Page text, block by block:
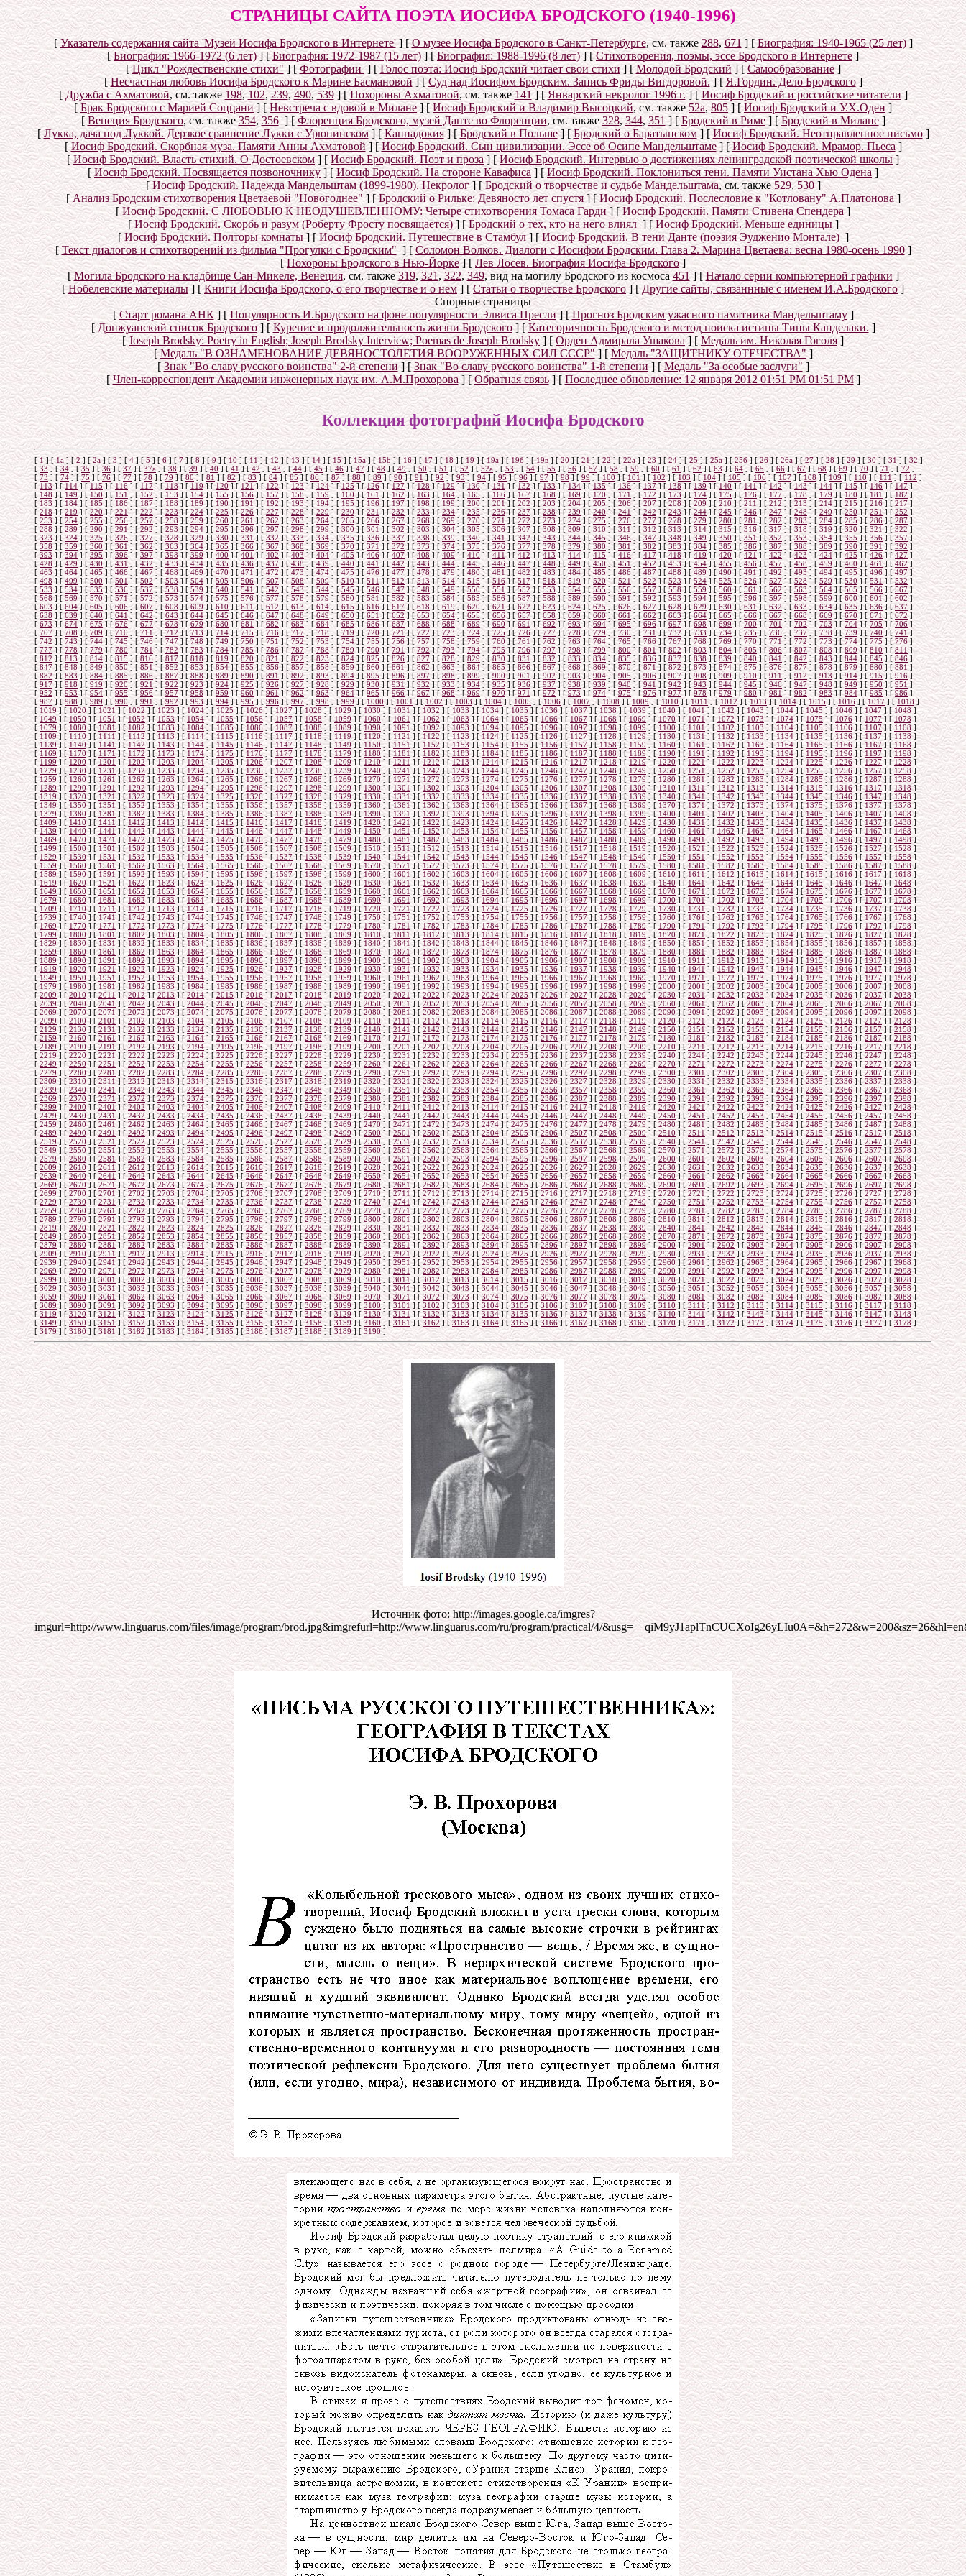
СТРАНИЦЫ САЙТА ПОЭТА ИОСИФА БРОДСКОГО (1940-1996)
[Указатель содержания сайта 'Музей Иосифа Бродского в Интернете'] [О музее Иосифа Бродского в Санкт-Петербурге, см. также288,671] [Биография: 1940-1965 (25 лет)]
[Биография: 1966-1972 (6 лет)] [Биография: 1972-1987 (15 лет)] [Биография: 1988-1996 (8 лет)] [Стихотворения, поэмы, эссе Бродского в Интернете]
[Цикл "Рождественские стихи" ] [Фотографии] [Голос поэта: Иосиф Бродский читает свои стихи] [Молодой Бродский] [ Самообразование]
[Несчастная любовь Иосифа Бродского к Марине Басмановой] [Суд над Иосифом Бродским. Запись Фриды Вигдоровой. ] [Я.Гордин. Дело Бродского]
[ Дружба с Ахматовой, см. также 198,102,239,490,539] [Похороны Ахматовой, см. также141] [ Январский некролог 1996 г.] [Иосиф Бродский и российские читатели]
[ Брак Бродского с Марией Соццани] [Невстреча с вдовой в Милане] [Иосиф Бродский и Владимир Высоцкий, см. также52а,805] [Иосиф Бродский и У.Х.Оден ]
[Венеция Бродского, см. также354, 356] [Флоренция Бродского, музей Данте во Флоренции, см. также328,344,351] [Бродский в Риме] [Бродский в Милане]
[Лукка, дача под Луккой. Дерзкое сравнение Лукки с Урюпинском] [Каппадокия] [ Бродский в Польше] [Бродский о Баратынском] [Иосиф Бродский. Неотправленное письмо]
[Иосиф Бродский. Скорбная муза. Памяти Анны Ахматовой] [Иосиф Бродский. Сын цивилизации. Эссе об Осипе Мандельштаме] [Иосиф Бродский. Мрамор. Пьеса]
[Иосиф Бродский. Власть стихий. О Достоевском] [Иосиф Бродский. Поэт и проза] [Иосиф Бродский. Интервью о достижениях ленинградской поэтической школы]
[Иосиф Бродский. Посвящается позвоночнику ] [Иосиф Бродский. На стороне Кавафиса ] [Иосиф Бродский. Поклониться тени. Памяти Уистана Хью Одена ]
[Иосиф Бродский. Надежда Мандельштам (1899-1980). Некролог] [Бродский о творчестве и судьбе Мандельштама, см. также529,530]
[ Анализ Бродским стихотворения Цветаевой "Новогоднее"] [Бродский о Рильке: Девяносто лет спустя] [Иосиф Бродский. Послесловие к "Котловану" А.Платонова]
[ Иосиф Бродский. С ЛЮБОВЬЮ К НЕОДУШЕВЛЕННОМУ: Четыре стихотворения Томаса Гарди] [Иосиф Бродский. Памяти Стивена Спендера]
[Иосиф Бродский. Скорбь и разум (Роберту Фросту посвящается)] [Бродский о тех, кто на него влиял] [Иосиф Бродский. Меньше единицы]
[Иосиф Бродский. Полторы комнаты] [Иосиф Бродский. Путешествие в Стамбул] [ Иосиф Бродский. В тени Данте (поэзия Эудженио Монтале)]
[Текст диалогов и стихотворений из фильма "Прогулки с Бродским"] [ Соломон Волков. Диалоги с Иосифом Бродским. Глава 2. Марина Цветаева: весна 1980-осень 1990]
[Похороны Бродского в Нью-Йорке] [ Лев Лосев. Биография Иосифа Бродского]
[Могила Бродского на кладбище Сан-Микеле, Венеция, см. также319,321, 322, 349, вид на могилу Бродского из космоса451] [Начало серии компьютерной графики ]
[Нобелевские материалы] [Книги Иосифа Бродского, о его творчестве и о нем] [Статьи о творчестве Бродского] [Другие сайты, связаннные с именем И.А.Бродского]
Спорные страницы
[ Старт романа АНК] [Популярность И.Бродского на фоне популярности Элвиса Пресли] [Прогноз Бродским ужасного памятника Мандельштаму]
[Донжуанский список Бродского] [Курение и продолжительность жизни Бродского] [Категоричность Бродского и метод поиска истины Тины Канделаки.]
[Joseph Brodsky: Poetry in English; Joseph Brodsky Interview; Poemas de Joseph Brodsky] [ Орден Адмирала Ушакова] [ Медаль им. Николая Гоголя]
[Медаль "В ОЗНАМЕНОВАНИЕ ДЕВЯНОСТОЛЕТИЯ ВООРУЖЕННЫХ СИЛ СССР"] [Медаль "ЗАЩИТНИКУ ОТЕЧЕСТВА"]
[Знак "Во славу русского воинства" 2-й степени] [Знак "Во славу русского воинства" 1-й степени] [Медаль "За особые заслуги"]
[Член-корреспондент Академии инженерных наук им. А.М.Прохорова] [Обратная связь] [ Последнее обновление:12 января 2012 01:51 PM 01:51 PM]
Коллекция фотографий Иосифа Бродского
[ 1] [1а] [2 ] [ 2а] [3 ] [4 ] [5] [6] [7] [ 8] [9] [10] [ 11] [12 ] [13 ] [14] [15] [15a] [15b ] [16] [17] [ 18] [19] [19а ] [19б] [19в ] [20 ] [21] [22] [22a] [23 ] [24 ] [25] [25а] [ 25б] [26 ] [26a] [27] [28 ] [29] [30 ] [31] [32]
[ 33] [34] [35 ] [ 36] [ 37 ] [ 37а] [38] [39 ] [ 40] [ 41 ] [ 42] [43 ] [44 ] [45] [ 46 ] [ 47] [48 ] [49] [50 ] [ 51 ] [52 ] [52а ] [53] [54 ] [ 55 ] [56 ] [57] [58] [ 59 ] [60 ] [ 61 ] [62] [ 63] [ 64] [65 ] [66 ] [ 67] [ 68 ] [69] [70 ] [ 71] [ 72]
[ 73] [ 74] [75] [ 76] [77] [78 ] [ 79 ] [ 80] [ 81 ] [ 82] [83 ] [ 84 ] [85] [ 86] [ 87] [88 ] [89 ] [90] [91 ] [92 ] [93] [ 94 ] [ 95 ] [96 ] [97 ] [98] [ 99 ] [ 100 ] [101 ] [ 102] [103 ] [ 104] [105 ] [ 106 ] [ 107] [108 ] [109] [ 110 ] [111] [ 112 ]
[113] [ 114 ] [115] [116] [ 117] [118] [ 119] [120] [ 121] [122 ] [123] [124] [125 ] [126] [127 ] [128] [ 129 ] [130] [131] [ 132] [133] [ 134] [135] [ 136] [137 ] [138] [139] [140 ] [141] [142 ] [143] [ 144 ] [145] [146] [ 147]
[ 148 ] [ 149 ] [ 150] [151 ] [152 ] [ 153 ] [154] [ 155] [ 156 ] [157 ] [ 158] [ 159] [ 160] [161 ] [162] [ 163 ] [ 164 ] [ 165] [166 ] [167 ] [ 168 ] [169] [ 170] [ 171 ] [172 ] [ 173] [ 174] [ 175] [176] [177] [ 178 ] [ 179 ] [ 180] [181 ] [182 ]
[183 ] [184 ] [ 185 ] [ 186] [ 187] [ 188 ] [ 189 ] [ 190] [ 191] [ 192] [193 ] [194 ] [ 195 ] [ 196 ] [197 ] [198 ] [199 ] [ 200 ] [201] [ 202] [ 203 ] [204 ] [ 205] [206] [ 207] [208 ] [209 ] [ 210 ] [ 211 ] [212 ] [213 ] [214 ] [ 215 ] [216] [ 217]
[ 218] [ 219 ] [220 ] [221] [ 222] [223] [ 224] [225 ] [ 226 ] [227 ] [228] [229] [230 ] [231 ] [232 ] [ 233] [ 234] [235 ] [236] [ 237] [238] [ 239] [240 ] [ 241 ] [242 ] [243] [244] [245 ] [246] [247 ] [ 248] [ 249 ] [250 ] [251] [ 252]
[ 253] [ 254 ] [255] [ 256 ] [ 257] [258 ] [259] [260 ] [ 261 ] [262 ] [263 ] [264 ] [ 265 ] [266] [ 267] [ 268] [ 269 ] [270] [ 271 ] [ 272] [273 ] [274] [275 ] [ 276] [277 ] [278 ] [279 ] [ 280 ] [281] [ 282] [ 283] [ 284 ] [285] [ 286 ] [ 287]
[288 ] [ 289] [290 ] [ 291] [292 ] [ 293] [294 ] [ 295] [296] [297 ] [298] [ 299 ] [300] [ 301 ] [302] [303 ] [ 304] [305 ] [ 306] [307 ] [ 308] [309 ] [ 310] [311] [312 ] [313] [ 314 ] [315] [ 316 ] [317] [318 ] [ 319] [320 ] [ 321] [322 ]
[323] [ 324 ] [325 ] [326 ] [327] [328] [ 329 ] [330 ] [ 331] [332 ] [ 333] [ 334] [335] [ 336 ] [ 337 ] [338] [ 339 ] [340 ] [341 ] [342 ] [343] [ 344] [345 ] [ 346] [347 ] [ 348] [ 349] [350] [ 351 ] [ 352 ] [353] [ 354 ] [355 ] [356 ] [357]
[ 358] [ 359] [ 360] [361 ] [ 362] [ 363 ] [364] [365] [366 ] [367 ] [ 368 ] [369] [ 370 ] [371 ] [372] [ 373] [ 374] [ 375] [376 ] [ 377] [ 378 ] [379] [380] [381 ] [382 ] [ 383 ] [384] [ 385 ] [386 ] [387] [ 388] [ 389] [ 390] [391 ] [ 392]
[393 ] [394] [ 395 ] [396] [ 397 ] [398 ] [399 ] [ 400] [401] [ 402] [403 ] [ 404] [ 405 ] [ 406] [407 ] [408 ] [409] [ 410 ] [411] [ 412 ] [413 ] [414 ] [ 415] [416] [ 417] [418 ] [ 419] [ 420 ] [ 421] [422 ] [423 ] [424] [ 425 ] [426] [ 427 ]
[428] [ 429] [430] [ 431] [ 432] [433] [ 434 ] [435] [436] [437 ] [438] [439 ] [440 ] [ 441 ] [442 ] [443] [ 444] [445] [ 446] [ 447] [448] [ 449 ] [450] [451] [452 ] [453] [454 ] [455 ] [ 456] [457 ] [458] [ 459] [460] [ 461] [ 462]
[ 463] [ 464 ] [465] [466 ] [ 467] [468] [469] [470 ] [ 471 ] [472 ] [ 473 ] [474 ] [475] [476] [ 477] [ 478] [ 479 ] [480] [481 ] [ 482] [483] [484] [485 ] [ 486 ] [487 ] [ 488 ] [489 ] [490] [491] [ 492] [ 493] [ 494 ] [495] [496 ] [ 497]
[498] [ 499 ] [ 500 ] [501 ] [502] [503] [504 ] [ 505] [ 506] [ 507 ] [ 508 ] [509 ] [510] [ 511] [512] [513] [ 514] [ 515 ] [516] [517] [518] [519 ] [ 520] [ 521 ] [ 522 ] [ 523 ] [524 ] [525] [ 526] [527] [528] [ 529 ] [ 530 ] [531 ] [532]
[ 533 ] [ 534] [535 ] [536 ] [537] [ 538] [539 ] [ 540 ] [541 ] [542 ] [ 543] [ 544] [545] [ 546 ] [ 547 ] [ 548 ] [ 549] [550 ] [551 ] [552 ] [ 553] [554 ] [ 555 ] [556 ] [557 ] [ 558] [ 559] [560] [ 561 ] [ 562 ] [ 563 ] [ 564] [565 ] [566 ] [567]
[568] [569 ] [ 570] [571] [ 572] [573 ] [574] [575 ] [ 576 ] [577 ] [578 ] [579 ] [ 580 ] [581] [ 582] [583] [584 ] [ 585] [586] [ 587] [588 ] [589] [590 ] [ 591 ] [592 ] [593 ] [594 ] [ 595 ] [596] [ 597] [598] [599 ] [ 600] [601] [ 602]
[603 ] [ 604] [ 605 ] [606] [ 607 ] [608 ] [ 609] [ 610 ] [611] [612 ] [613 ] [ 614] [ 615 ] [616] [ 617 ] [618 ] [ 619] [ 620 ] [621] [ 622 ] [623 ] [ 624] [ 625 ] [626] [627 ] [628] [ 629] [ 630 ] [631] [ 632 ] [633 ] [ 634] [ 635 ] [636] [ 637 ]
[638] [639] [640 ] [641] [ 642] [ 643 ] [644] [645] [646] [ 647] [648] [649 ] [650 ] [651 ] [652 ] [653] [654] [655] [656] [ 657] [ 658 ] [659] [660] [661] [ 662] [663] [664 ] [665 ] [666 ] [667 ] [668] [669] [670 ] [671] [ 672]
[ 673] [674 ] [675] [676] [ 677 ] [678] [679] [680 ] [ 681 ] [682] [683] [ 684 ] [685 ] [686] [ 687] [ 688] [688 ] [689] [690] [ 691 ] [692] [693] [694 ] [ 695] [696] [697] [ 698 ] [699 ] [700] [ 701] [ 702] [703 ] [704] [705] [ 706 ]
[ 707 ] [ 708 ] [ 709 ] [ 710 ] [711] [712 ] [713 ] [714] [ 715 ] [ 716 ] [717 ] [718 ] [ 719] [ 720] [721] [ 722 ] [ 723 ] [ 724 ] [ 725 ] [726] [727] [728 ] [729] [ 730] [ 731 ] [732 ] [733 ] [ 734] [ 735] [736] [ 737 ] [ 738 ] [ 739 ] [ 740 ] [741]
[ 742 ] [ 743] [744 ] [ 745] [746] [ 747 ] [748 ] [ 749 ] [750 ] [751 ] [752] [ 753 ] [ 754] [ 755 ] [ 756] [ 757 ] [ 758] [759 ] [ 760] [761 ] [ 762 ] [763 ] [ 764] [765 ] [766 ] [767] [ 768 ] [ 769] [ 770 ] [ 771] [ 772 ] [ 773] [774 ] [ 775] [776]
[777] [778 ] [ 779] [780] [ 781] [782] [ 783] [784] [ 785] [786 ] [787 ] [788] [789 ] [790] [791 ] [792] [793 ] [ 794] [795] [ 796] [797] [ 798] [799] [ 800] [801 ] [802 ] [803] [804 ] [805] [806] [807] [808 ] [ 809] [810] [ 811]
[812 ] [ 813] [ 814 ] [815 ] [ 816 ] [817 ] [ 818] [ 819 ] [820] [821 ] [ 822 ] [ 823] [ 824 ] [825] [ 826 ] [827 ] [ 828] [ 829 ] [830] [ 831 ] [832 ] [ 833] [ 834 ] [835] [836 ] [ 837] [ 838] [ 839 ] [840] [ 841 ] [842 ] [ 843] [ 844 ] [845 ] [ 846 ]
[ 847] [848] [849] [850] [ 851 ] [ 852 ] [853] [854] [855 ] [856] [857] [858 ] [ 859 ] [860 ] [861] [ 862] [863] [864] [865] [ 866] [ 867 ] [868] [869] [870 ] [871 ] [872] [873 ] [ 874 ] [875 ] [876] [ 877] [878] [879] [880] [ 881 ]
[ 882] [ 883 ] [884] [885] [ 886] [887] [888] [889 ] [ 890 ] [891 ] [892] [893] [894 ] [895] [ 896] [ 897] [ 898 ] [899] [900] [ 901] [902] [903] [904 ] [ 905] [906 ] [907] [908] [909 ] [910] [ 911 ] [ 912] [ 913 ] [914] [915] [ 916]
[ 917] [ 918 ] [ 919] [ 920 ] [ 921 ] [922 ] [923] [924 ] [ 925 ] [926 ] [927 ] [928 ] [ 929 ] [930] [ 931] [ 932] [ 933 ] [ 934] [ 935 ] [ 936 ] [937 ] [938] [939 ] [ 940 ] [941 ] [942 ] [943 ] [ 944 ] [945] [ 946] [ 947] [ 948 ] [ 949] [ 950 ] [ 951 ]
[ 952 ] [ 953] [954] [ 955] [956 ] [ 957] [958 ] [ 959 ] [960 ] [961 ] [962] [ 963 ] [964] [ 965 ] [ 966] [ 967] [ 968] [969] [ 970] [971 ] [ 972] [973 ] [ 974] [975 ] [976 ] [977] [ 978 ] [979] [ 980 ] [ 981] [ 982 ] [ 983] [984] [ 985] [986 ]
[987] [988 ] [989] [990] [991 ] [992] [ 993] [994] [ 995] [996 ] [997] [998] [999 ] [1000] [1001] [1002 ] [ 1003] [1004] [ 1005] [1006 ] [ 1007] [1008 ] [1009] [1010 ] [1011] [1012] [1013] [ 1014] [1015] [ 1016] [ 1017 ] [1018]
[ 1019] [1020 ] [ 1021 ] [1022] [1023] [ 1024] [ 1025] [1026] [1027 ] [ 1028 ] [ 1029] [ 1030] [ 1031 ] [ 1032 ] [ 1033 ] [1034] [ 1035 ] [ 1036] [ 1037] [1038 ] [ 1039 ] [ 1040] [ 1041] [ 1042 ] [ 1043 ] [ 1044 ] [ 1045 ] [ 1046 ] [ 1047 ] [ 1048]
[1049 ] [ 1050 ] [ 1051 ] [1052] [ 1053] [ 1054 ] [ 1055] [1056 ] [1057] [ 1058 ] [1059 ] [1060 ] [ 1061 ] [ 1062] [1063] [ 1064 ] [ 1065 ] [ 1066] [1067 ] [1068 ] [ 1069 ] [1070] [1071 ] [ 1072 ] [ 1073] [1074] [ 1075 ] [ 1076 ] [ 1077] [ 1078 ]
[ 1079] [ 1080 ] [1081] [1082 ] [1083 ] [ 1084] [1085] [1086] [1087 ] [1088] [ 1089 ] [ 1090] [ 1091 ] [1092 ] [1093 ] [ 1094 ] [1095] [1096] [1097] [1098] [1099] [ 1100] [1101] [ 1102] [1103 ] [1104] [ 1105 ] [1106] [ 1107] [ 1108 ]
[ 1109] [ 1110] [1111 ] [1112 ] [1113 ] [ 1114] [1115] [ 1116] [1117 ] [1118] [ 1119] [1120] [1121] [1122 ] [1123 ] [1124] [ 1125] [1126] [ 1127] [ 1128 ] [ 1129] [ 1130 ] [1131] [1132] [1133 ] [ 1134] [1135] [ 1136] [1137] [ 1138]
[1139 ] [1140] [ 1141 ] [1142] [1143] [1144 ] [1145] [1146] [ 1147] [1148 ] [ 1149] [1150 ] [1151] [ 1152 ] [1153] [ 1154] [1155 ] [1156] [1157] [ 1158] [1159] [ 1160] [ 1161 ] [1162] [ 1163 ] [1164] [ 1165] [1166 ] [ 1167] [1168 ]
[1169 ] [ 1170] [1171] [1172] [1173 ] [ 1174] [1175] [ 1176] [1177 ] [1178] [ 1179 ] [1180] [1181] [ 1182 ] [ 1183] [ 1184] [ 1185] [1186] [1187] [1188 ] [1189] [ 1190 ] [1191 ] [1192] [ 1193 ] [ 1194] [ 1195] [ 1196 ] [1197 ] [1198 ]
[ 1199 ] [1200 ] [ 1201 ] [1202 ] [1203] [1204] [1205] [ 1206] [1207] [ 1208] [ 1209] [ 1210] [ 1211 ] [ 1212 ] [ 1213 ] [1214] [1215 ] [1216] [ 1217] [1218] [ 1219] [ 1220 ] [1221 ] [ 1222 ] [1223 ] [ 1224] [1225 ] [1226] [1227 ] [ 1228]
[1229 ] [ 1230 ] [ 1231 ] [1232] [ 1233] [1234 ] [ 1235] [1236 ] [ 1237] [ 1238 ] [1239 ] [1240 ] [ 1241 ] [ 1242] [1243] [ 1244 ] [1245 ] [1246] [1247 ] [1248] [ 1249 ] [1250] [1251 ] [ 1252 ] [ 1253] [1254] [ 1255 ] [1256 ] [1257] [ 1258 ]
[1259] [1260 ] [1261 ] [1262] [1263] [1264] [1265] [1266] [1267] [1268] [ 1269 ] [1270] [ 1271 ] [1272 ] [1273] [1274] [ 1275] [ 1276] [1277] [ 1278] [1279] [ 1280] [1281] [ 1282] [1283 ] [1284] [1285 ] [ 1286] [ 1287] [ 1288]
[ 1289] [ 1290] [1291 ] [ 1292 ] [1293 ] [ 1294] [1295 ] [ 1296] [1297 ] [1298] [ 1299] [ 1300] [ 1301] [1302 ] [ 1303 ] [1304 ] [ 1305] [1306 ] [ 1307] [1308 ] [ 1309] [ 1310 ] [1311] [ 1312] [1313 ] [ 1314] [1315 ] [ 1316] [1317 ] [ 1318]
[1319] [1320] [ 1321 ] [1322 ] [ 1323] [ 1324 ] [1325] [1326 ] [1327 ] [ 1328] [ 1329] [1330] [1331] [ 1332 ] [ 1333] [ 1334] [1335 ] [1336] [1337 ] [1338 ] [ 1339] [ 1340] [1341] [1342 ] [1343 ] [ 1344] [ 1345] [1346] [1347 ] [1348 ]
[ 1349 ] [ 1350] [ 1351] [ 1352 ] [1353 ] [1354 ] [1355 ] [1356] [1357] [1358 ] [ 1359 ] [ 1360] [1361] [ 1362 ] [ 1363 ] [ 1364] [1365 ] [1366 ] [1367] [1368] [1369] [ 1370] [ 1371 ] [1372] [ 1373 ] [ 1374 ] [ 1375] [1376 ] [ 1377 ] [1378 ]
[ 1379] [ 1380 ] [1381 ] [1382] [1383 ] [ 1384] [1385] [1386] [1387 ] [ 1388] [ 1389] [ 1390] [ 1391 ] [1392] [1393 ] [1394 ] [ 1395] [1396] [ 1397] [1398 ] [ 1399] [ 1400] [ 1401] [ 1402 ] [1403 ] [1404 ] [1405 ] [ 1406] [1407] [ 1408]
[1409] [ 1410] [ 1411 ] [1412] [1413 ] [1414] [ 1415] [1416] [1417] [ 1418 ] [ 1419 ] [1420] [ 1421 ] [ 1422 ] [1423] [ 1424 ] [1425 ] [1426] [1427] [1428] [ 1429 ] [ 1430] [1431] [ 1432 ] [ 1433 ] [1434] [ 1435 ] [1436 ] [1437] [ 1438 ]
[1439 ] [1440 ] [1441 ] [1442] [ 1443] [1444] [1445] [ 1446] [1447] [1448] [1449 ] [1450 ] [1451 ] [1452 ] [1453] [ 1454] [ 1455] [ 1456] [ 1457 ] [1458] [1459] [1460 ] [1461 ] [1462] [1463] [1464] [1465] [ 1466] [ 1467] [ 1468]
[ 1469] [ 1470] [1471] [1472 ] [1473 ] [ 1474] [1475] [ 1476] [1477 ] [1478] [1479] [1480 ] [ 1481 ] [1482] [1483] [1484 ] [ 1485] [1486] [ 1487] [1488 ] [1489] [ 1490 ] [1491] [ 1492] [ 1493] [1494] [1495 ] [ 1496] [1497] [ 1498]
[ 1499] [1500] [1501 ] [1502 ] [ 1503] [ 1504] [ 1505] [1506 ] [1507 ] [ 1508 ] [ 1509] [1510] [1511] [1512 ] [1513 ] [ 1514] [ 1515] [1516] [1517 ] [ 1518 ] [ 1519 ] [ 1520] [1521] [1522 ] [1523 ] [ 1524] [ 1525] [1526] [1527] [1528 ]
[ 1529 ] [1530] [ 1531 ] [1532 ] [1533 ] [1534 ] [ 1535 ] [1536] [ 1537] [1538 ] [ 1539] [ 1540 ] [1541] [ 1542 ] [1543 ] [ 1544] [1545 ] [ 1546] [1547] [ 1548] [1549 ] [ 1550] [ 1551 ] [ 1552] [ 1553 ] [1554 ] [ 1555] [1556 ] [ 1557] [1558 ]
[1559] [ 1560 ] [1561 ] [1562] [1563] [ 1564] [1565] [1566] [1567 ] [ 1568] [ 1569] [1570] [ 1571 ] [1572] [1573] [1574 ] [ 1575] [1576] [1577] [1578 ] [ 1579] [ 1580] [1581] [ 1582 ] [1583 ] [1584] [1585 ] [ 1586] [1587] [ 1588]
[1589] [ 1590 ] [ 1591 ] [1592] [1593 ] [1594] [ 1595] [ 1596] [1597] [ 1598 ] [ 1599 ] [1600] [ 1601 ] [ 1602 ] [ 1603] [ 1604 ] [1605 ] [1606] [ 1607] [1608] [ 1609 ] [ 1610 ] [1611] [ 1612 ] [ 1613 ] [ 1614] [ 1615 ] [ 1616 ] [1617 ] [ 1618 ]
[ 1619 ] [1620 ] [1621 ] [1622 ] [1623] [1624] [1625] [ 1626] [1627] [ 1628] [1629 ] [ 1630 ] [ 1631 ] [ 1632 ] [1633 ] [1634] [ 1635] [ 1636] [ 1637] [1638] [1639] [1640 ] [ 1641 ] [ 1642 ] [ 1643] [1644 ] [1645 ] [ 1646 ] [ 1647] [ 1648]
[ 1649] [ 1650 ] [1651] [1652 ] [1653 ] [ 1654] [1655] [1656] [1657 ] [1658] [ 1659] [1660] [ 1661 ] [1662 ] [1663] [1664 ] [1665] [1666] [1667] [1668 ] [1669] [ 1670] [1671] [ 1672] [1673 ] [1674] [1675 ] [1676] [1677] [ 1678]
[ 1679] [ 1680 ] [1681 ] [1682 ] [1683 ] [ 1684] [1685 ] [1686] [1687 ] [ 1688] [ 1689] [1690] [1691 ] [1692 ] [1693 ] [1694] [ 1695] [1696] [1697] [ 1698 ] [ 1699] [ 1700] [1701] [1702 ] [1703 ] [1704] [ 1705] [1706] [1707] [ 1708]
[ 1709] [1710] [ 1711 ] [1712 ] [1713 ] [1714 ] [1715 ] [1716] [ 1717] [1718 ] [ 1719] [ 1720] [1721] [ 1722 ] [1723 ] [1724] [1725 ] [1726] [1727] [ 1728] [1729] [ 1730] [ 1731 ] [1732] [ 1733 ] [1734 ] [1735] [1736 ] [ 1737] [1738]
[1739] [1740] [1741] [1742] [1743] [ 1744] [1745] [1746] [ 1747 ] [1748] [ 1749] [1750 ] [1751 ] [ 1752] [1753] [1754] [ 1755] [1756] [1757] [1758 ] [1759] [ 1760] [1761 ] [1762] [ 1763 ] [1764] [1765] [ 1766 ] [1767] [1768]
[ 1769] [1770 ] [ 1771 ] [1772] [1773] [ 1774] [ 1775] [1776] [1777 ] [ 1778 ] [ 1779] [ 1780] [ 1781 ] [ 1782 ] [ 1783 ] [1784] [ 1785 ] [ 1786] [ 1787] [1788 ] [ 1789 ] [ 1790] [ 1791] [ 1792 ] [ 1793 ] [ 1794 ] [ 1795 ] [ 1796 ] [ 1797 ] [ 1798]
[1799 ] [ 1800 ] [ 1801 ] [1802] [ 1803] [ 1804 ] [ 1805] [1806 ] [1807] [ 1808 ] [1809 ] [1810 ] [ 1811 ] [ 1812] [1813] [ 1814 ] [ 1815 ] [ 1816] [1817 ] [1818 ] [ 1819 ] [1820] [1821 ] [ 1822 ] [ 1823] [1824] [ 1825 ] [ 1826 ] [ 1827] [ 1828 ]
[ 1829] [ 1830 ] [1831] [1832 ] [1833 ] [ 1834] [1835] [1836] [1837 ] [1838] [ 1839 ] [ 1840] [ 1841 ] [1842 ] [1843 ] [ 1844 ] [1845] [1846] [1847] [1848] [1849] [ 1850] [1851] [ 1852] [1853 ] [1854] [ 1855 ] [1856] [ 1857] [ 1858 ]
[ 1859] [ 1860] [1861 ] [1862 ] [1863 ] [ 1864] [1865] [ 1866] [1867 ] [1868] [ 1869] [1870] [1871] [1872 ] [1873 ] [1874] [ 1875] [1876] [ 1877] [ 1878 ] [ 1879] [ 1880 ] [1881] [1882] [1883 ] [ 1884] [1885] [ 1886] [1887] [ 1888]
[1889 ] [1890] [ 1891 ] [1892] [1893] [1894 ] [1895] [1896] [ 1897] [1898 ] [ 1899] [1900 ] [1901] [ 1902 ] [1903] [ 1904] [1905 ] [1906] [1907] [ 1908] [1909] [ 1910] [ 1911 ] [1912] [ 1913 ] [1914] [ 1915] [1916 ] [ 1917] [1918 ]
[1919 ] [ 1920] [1921] [1922] [1923 ] [ 1924] [1925] [ 1926] [1927 ] [1928] [ 1929 ] [1930] [1931] [ 1932 ] [ 1933] [ 1934] [ 1935] [1936] [1937] [1938 ] [1939] [ 1940 ] [1941 ] [1942] [ 1943 ] [ 1944] [ 1945] [ 1946 ] [1947 ] [1948 ]
[ 1949 ] [1950 ] [ 1951 ] [1952 ] [1953] [1954] [1955] [ 1956] [1957] [ 1958] [ 1959] [ 1960] [ 1961 ] [ 1962 ] [ 1963 ] [1964] [1965 ] [1966] [ 1967] [1968] [ 1969] [ 1970 ] [1971 ] [ 1972 ] [1973 ] [ 1974] [1975 ] [1976] [1977 ] [ 1978]
[1979 ] [ 1980 ] [ 1981 ] [1982] [ 1983] [1984 ] [ 1985] [1986 ] [ 1987] [ 1988 ] [1989 ] [1990 ] [ 1991 ] [ 1992] [1993] [ 1994 ] [1995 ] [1996] [1997 ] [1998] [ 1999 ] [2000] [2001 ] [ 2002 ] [ 2003] [2004] [ 2005 ] [2006 ] [2007] [2008 ]
[2009] [2010 ] [2011 ] [2012] [2013] [2014] [2015] [2016] [2017] [2018] [ 2019 ] [2020] [2021 ] [2022 ] [2023] [2024] [2025] [2026] [2027] [2028] [2029] [ 2030] [2031] [ 2032] [2033 ] [2034] [2035 ] [ 2036] [ 2037] [2038]
[ 2039] [ 2040] [2041 ] [ 2042 ] [2043 ] [ 2044] [2045 ] [2046] [2047 ] [2048] [ 2049] [ 2050] [ 2051] [2052 ] [ 2053 ] [2054 ] [ 2055] [2056 ] [ 2057] [2058 ] [2059] [ 2060 ] [2061] [ 2062] [2063 ] [ 2064] [2065 ] [ 2066] [2067 ] [ 2068]
[2069] [2070] [ 2071 ] [2072 ] [ 2073] [ 2074 ] [2075] [2076 ] [2077 ] [2078] [ 2079] [2080] [2081] [ 2082 ] [2083] [ 2084] [2085 ] [2086] [2087 ] [2088 ] [ 2089] [ 2090] [2091] [2092 ] [2093 ] [ 2094] [ 2095] [2096] [2097 ] [2098 ]
[ 2099 ] [ 2100] [ 2101] [ 2102 ] [2103 ] [2104 ] [2105 ] [2106] [2107] [2108 ] [ 2109 ] [ 2110] [2111] [ 2112 ] [ 2113 ] [2114] [2115 ] [2116 ] [2117] [2118] [2119] [ 2120] [ 2121 ] [2122] [ 2123 ] [ 2124 ] [ 2125] [2126 ] [2127 ] [2128 ]
[2129] [ 2130 ] [2131 ] [2132] [2133 ] [ 2134] [2135] [2136] [2137 ] [ 2138] [2139] [ 2140] [ 2141 ] [2142] [2143 ] [2144 ] [ 2145] [2146] [2147] [2148 ] [ 2149] [ 2150] [ 2151] [ 2152 ] [2153 ] [2154 ] [2155 ] [ 2156] [2157] [ 2158]
[2159] [ 2160] [2161 ] [2162] [2163 ] [2164] [ 2165] [2166] [2167] [ 2168 ] [ 2169 ] [2170] [ 2171 ] [ 2172 ] [2173] [2174 ] [2175 ] [2176] [2177] [2178] [ 2179 ] [ 2180] [2181] [ 2182 ] [ 2183 ] [2184] [ 2185 ] [2186 ] [2187] [2188 ]
[2189 ] [2190 ] [2191 ] [2192] [2193] [2194] [2195] [ 2196] [2197] [2198] [2199 ] [2200 ] [2201 ] [2202 ] [2203] [ 2204] [2205] [2206] [ 2207 ] [2208] [2209] [2210 ] [2211 ] [2212] [2213] [2214] [2215] [ 2216] [ 2217] [ 2218]
[ 2219] [ 2220] [2221] [2222 ] [2223 ] [ 2224] [2225] [2226] [2227 ] [2228] [2229] [2230 ] [ 2231 ] [2232] [2233] [2234 ] [ 2235] [2236] [ 2237] [2238 ] [2239] [2240 ] [2241] [ 2242] [2243] [2244] [2245 ] [ 2246] [2247] [ 2248]
[ 2249] [2250] [2251 ] [2252 ] [ 2253] [ 2254] [ 2255] [2256 ] [2257 ] [2258 ] [ 2259] [2260] [2261] [2262 ] [2263 ] [ 2264] [ 2265] [2266] [2267 ] [2268 ] [ 2269 ] [ 2270] [2271] [2272 ] [2273 ] [2274] [ 2275] [2276] [2277] [2278 ]
[ 2279 ] [2280] [ 2281 ] [2282 ] [2283 ] [2284 ] [ 2285 ] [2286] [ 2287] [2288 ] [ 2289] [ 2290 ] [2291] [ 2292 ] [2293 ] [2294] [2295 ] [ 2296] [2297] [ 2298] [2299 ] [ 2300] [ 2301 ] [2302] [ 2303 ] [2304 ] [ 2305] [2306 ] [ 2307] [2308 ]
[2309] [2310 ] [2311 ] [2312] [2313] [ 2314] [2315] [2316] [2317 ] [ 2318] [2319] [2320] [ 2321 ] [2322] [2323] [2324 ] [ 2325] [2326] [2327] [2328 ] [ 2329] [ 2330] [2331] [ 2332 ] [2333 ] [2334] [2335 ] [ 2336] [2337] [2338]
[2339] [ 2340 ] [2341 ] [2342] [2343 ] [2344] [ 2345] [ 2346] [2347] [ 2348 ] [ 2349 ] [2350] [ 2351 ] [ 2352 ] [2353] [2354 ] [2355 ] [2356] [ 2357] [2358] [ 2359 ] [ 2360 ] [2361] [ 2362 ] [ 2363 ] [ 2364] [ 2365 ] [2366 ] [2367 ] [ 2368 ]
[ 2369 ] [2370 ] [2371 ] [2372 ] [2373] [2374] [2375] [ 2376] [2377] [ 2378] [2379 ] [ 2380 ] [2381 ] [2382 ] [2383 ] [2384] [2385] [2386] [ 2387] [2388] [2389] [2390 ] [ 2391 ] [ 2392 ] [ 2393] [2394 ] [2395 ] [ 2396 ] [ 2397] [ 2398]
[ 2399] [ 2400 ] [2401] [2402 ] [2403 ] [ 2404] [2405] [2406] [2407 ] [2408] [ 2409] [2410] [ 2411 ] [2412 ] [2413] [2414 ] [2415] [2416] [2417] [2418 ] [2419] [ 2420] [2421] [ 2422] [2423 ] [2424] [2425 ] [2426] [2427] [2428]
[ 2429] [ 2430 ] [2431 ] [2432 ] [2433 ] [ 2434] [2435 ] [2436] [2437 ] [ 2438] [ 2439] [2440] [2441 ] [2442 ] [2443 ] [2444] [ 2445] [2446] [2447] [2448 ] [ 2449] [ 2450] [2451] [2452 ] [2453 ] [2454] [2455] [2456] [2457] [2458]
[ 2459] [2460] [ 2461 ] [2462 ] [2463 ] [2464 ] [2465 ] [2466] [2467] [2468 ] [ 2469] [ 2470] [2471] [ 2472 ] [2473 ] [2474] [2475 ] [2476] [2477] [ 2478] [2479] [ 2480] [ 2481 ] [2482] [ 2483 ] [2484 ] [2485] [2486 ] [2487] [2488]
[2489] [2490] [2491] [2492] [2493] [ 2494] [2495] [2496] [ 2497 ] [2498] [2499] [2500 ] [2501 ] [2502] [2503] [2504] [ 2505] [2506] [2507] [2508 ] [2509] [ 2510] [2511 ] [2512] [ 2513 ] [2514] [2515] [ 2516 ] [2517] [2518]
[2519] [2520 ] [2521 ] [2522] [2523] [ 2524] [ 2525] [2526] [2527 ] [ 2528 ] [ 2529] [ 2530] [2531 ] [ 2532 ] [2533 ] [2534] [ 2535 ] [ 2536] [2537] [2538 ] [ 2539 ] [ 2540] [ 2541] [ 2542 ] [ 2543 ] [ 2544 ] [2545 ] [ 2546 ] [ 2547 ] [ 2548]
[2549 ] [2550 ] [ 2551 ] [2552] [ 2553] [2554 ] [ 2555] [2556 ] [2557] [ 2558 ] [2559 ] [2560 ] [ 2561 ] [ 2562] [2563] [ 2564 ] [ 2565 ] [ 2566] [2567 ] [2568 ] [ 2569 ] [2570] [2571 ] [ 2572 ] [ 2573] [2574] [ 2575 ] [ 2576 ] [ 2577] [2578 ]
[ 2579] [ 2580 ] [2581] [2582 ] [2583 ] [ 2584] [2585] [2586] [2587 ] [2588] [ 2589 ] [ 2590] [ 2591 ] [2592 ] [2593 ] [2594 ] [2595] [2596] [2597] [2598] [2599] [ 2600] [2601] [ 2602] [2603 ] [2604] [ 2605 ] [2606] [2607] [2608 ]
[ 2609] [ 2610] [2611 ] [2612 ] [2613 ] [ 2614] [2615] [2616] [2617 ] [2618] [ 2619] [2620] [2621] [2622 ] [2623 ] [2624] [ 2625] [2626] [ 2627] [2628 ] [2629] [ 2630 ] [2631] [2632] [2633 ] [2634] [2635] [ 2636] [2637] [ 2638]
[2639 ] [2640] [ 2641 ] [2642] [2643] [2644 ] [2645] [2646] [ 2647] [2648 ] [ 2649] [2650 ] [2651] [ 2652 ] [2653] [2654] [2655 ] [2656] [2657] [ 2658] [2659] [ 2660] [2661 ] [2662] [ 2663 ] [2664] [ 2665] [2666 ] [2667] [2668 ]
[2669 ] [ 2670] [2671] [2672] [2673 ] [ 2674] [2675] [ 2676] [2677 ] [2678] [ 2679 ] [2680] [2681] [2682 ] [2683] [2684] [ 2685] [2686] [2687] [2688 ] [2689] [ 2690 ] [2691 ] [2692] [ 2693 ] [ 2694] [ 2695] [ 2696 ] [2697 ] [2698 ]
[ 2699 ] [2700 ] [2701 ] [2702 ] [2703] [2704] [2705] [2706] [2707] [ 2708] [ 2709] [ 2710] [2711 ] [ 2712 ] [2713 ] [2714] [2715 ] [2716] [ 2717] [2718] [ 2719] [ 2720 ] [2721 ] [ 2722 ] [2723 ] [ 2724] [2725 ] [2726] [2727 ] [ 2728]
[2729 ] [2730 ] [ 2731 ] [2732] [ 2733] [2734 ] [ 2735] [2736 ] [ 2737] [ 2738 ] [2739 ] [2740 ] [ 2741 ] [ 2742] [2743] [ 2744 ] [2745 ] [2746] [2747 ] [2748] [ 2749 ] [2750] [2751 ] [ 2752 ] [ 2753] [2754] [ 2755 ] [2756 ] [2757] [2758 ]
[2759] [2760 ] [2761 ] [2762] [2763] [2764] [2765] [2766] [2767] [2768] [ 2769 ] [2770] [2771 ] [2772 ] [2773] [2774] [2775] [2776] [2777] [2778] [2779] [ 2780] [2781] [ 2782] [2783 ] [2784] [2785 ] [ 2786] [ 2787] [2788]
[ 2789] [ 2790] [2791 ] [ 2792 ] [2793 ] [ 2794] [2795 ] [2796] [2797 ] [2798] [ 2799] [ 2800] [ 2801] [2802 ] [ 2803 ] [2804 ] [ 2805] [2806 ] [ 2807] [2808 ] [2809] [ 2810 ] [2811] [ 2812] [2813 ] [ 2814] [2815 ] [ 2816] [2817 ] [ 2818]
[2819] [2820] [ 2821 ] [2822 ] [ 2823] [ 2824 ] [2825] [2826 ] [2827 ] [2828] [ 2829] [2830] [2831] [ 2832 ] [2833] [ 2834] [2835 ] [2836] [2837 ] [2838 ] [ 2839] [ 2840] [2841] [2842 ] [2843 ] [ 2844] [ 2845] [2846] [2847 ] [2848 ]
[ 2849 ] [ 2850] [ 2851] [ 2852 ] [2853 ] [2854 ] [2855 ] [2856] [2857] [2858 ] [ 2859 ] [ 2860] [2861] [ 2862 ] [ 2863 ] [2864] [2865 ] [2866 ] [2867] [2868] [2869] [ 2870] [ 2871 ] [2872] [ 2873 ] [ 2874 ] [ 2875] [2876 ] [2877 ] [2878 ]
[2879] [ 2880 ] [2881 ] [2882] [2883 ] [ 2884] [2885] [2886] [2887 ] [ 2888] [2889] [ 2890] [ 2891 ] [2892] [2893 ] [2894 ] [ 2895] [2896] [2897] [2898 ] [ 2899] [ 2900] [ 2901] [ 2902 ] [2903 ] [2904 ] [2905 ] [ 2906] [2907] [ 2908]
[2909] [ 2910] [2911 ] [2912] [2913 ] [2914] [ 2915] [2916] [2917] [ 2918 ] [ 2919 ] [2920] [ 2921 ] [ 2922 ] [2923] [2924 ] [2925 ] [2926] [2927] [2928] [ 2929 ] [ 2930] [2931] [ 2932 ] [ 2933 ] [2934] [ 2935 ] [2936 ] [2937] [2938 ]
[2939 ] [2940 ] [2941 ] [2942] [2943] [2944] [2945] [ 2946] [2947] [2948] [2949 ] [2950 ] [2951 ] [2952 ] [2953] [ 2954] [2955] [2956] [ 2957 ] [2958] [2959] [2960 ] [2961 ] [2962] [2963] [2964] [2965] [ 2966] [ 2967] [ 2968]
[ 2969] [ 2970] [2971] [2972 ] [2973 ] [ 2974] [2975] [2976] [2977 ] [2978] [2979] [2980 ] [ 2981 ] [2982] [2983] [2984 ] [ 2985] [2986] [ 2987] [2988 ] [2989] [2990 ] [2991] [ 2992] [2993] [2994] [2995 ] [ 2996] [2997] [ 2998]
[ 2999] [3000] [3001 ] [3002 ] [ 3003] [ 3004] [ 3005] [3006 ] [3007 ] [3008 ] [ 3009] [3010] [3011] [3012 ] [3013 ] [ 3014] [ 3015] [3016] [3017 ] [3018 ] [ 3019 ] [ 3020] [3021] [3022 ] [3023 ] [3024] [ 3025] [3026] [3027] [3028 ]
[ 3029 ] [3030] [ 3031 ] [3032 ] [3033 ] [3034 ] [ 3035 ] [3036] [ 3037] [3038 ] [ 3039] [ 3040 ] [3041] [ 3042 ] [3043 ] [3044] [3045 ] [ 3046] [3047] [ 3048] [3049 ] [ 3050] [ 3051 ] [3052] [ 3053 ] [3054 ] [ 3055] [3056 ] [ 3057] [3058 ]
[3059] [3060 ] [3061 ] [3062] [3063] [ 3064] [3065] [3066] [3067 ] [ 3068] [3069] [3070] [ 3071 ] [3072] [3073] [3074 ] [ 3075] [3076] [3077] [3078 ] [ 3079] [ 3080] [3081] [ 3082 ] [3083 ] [3084] [3085 ] [ 3086] [3087] [3088]
[3089] [ 3090 ] [3091 ] [3092] [3093 ] [3094] [ 3095] [ 3096] [3097] [ 3098 ] [ 3099 ] [3100] [ 3101 ] [ 3102 ] [3103] [3104 ] [3105 ] [3106] [ 3107] [3108] [ 3109 ] [ 3110 ] [3111] [ 3112 ] [ 3113 ] [ 3114] [ 3115 ] [3116 ] [3117 ] [ 3118 ]
[ 3119 ] [3120 ] [3121 ] [3122 ] [3123] [3124] [3125] [ 3126] [3127] [ 3128] [3129 ] [ 3130 ] [3131 ] [3132 ] [3133 ] [3134] [3135] [3136] [ 3137] [3138] [3139] [3140 ] [ 3141 ] [ 3142 ] [ 3143] [3144 ] [3145 ] [ 3146 ] [ 3147] [ 3148]
[ 3149] [ 3150 ] [3151] [3152 ] [3153 ] [ 3154] [3155] [3156] [3157 ] [3158] [ 3159] [3160] [ 3161 ] [3162 ] [3163] [3164 ] [3165] [3166] [3167] [3168 ] [3169] [ 3170] [3171] [ 3172] [3173 ] [3174] [3175 ] [3176] [3177] [3178]
[ 3179] [ 3180 ] [3181 ] [3182 ] [3183 ] [ 3184] [3185 ] [3186] [3187 ] [ 3188] [ 3189] [3190]
Источник фото: http://images.google.ca/imgres?
imgurl=http://www.linguarus.com/files/image/program/brod.jpg&imgrefurl=http://www.linguarus.com/ru/program/practical/4/